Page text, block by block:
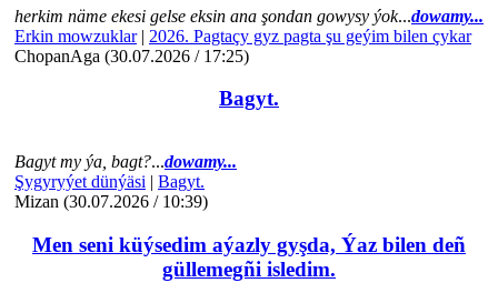
herkim näme ekesi gelse eksin ana şondan gowysy ýok...dowamy...
Erkin mowzuklar| 2026. Pagtaçy gyz pagta şu geýim bilen çykar
ChopanAga (30.07.2026 / 17:25)
Bagyt.
Bagyt my ýa, bagt?...dowamy...
Şygyryýet dünýäsi | Bagyt.
Mizan (30.07.2026 / 10:39)
Men seni küýsedim aýazly gyşda, Ýaz bilen deñ
güllemegñi isledim.